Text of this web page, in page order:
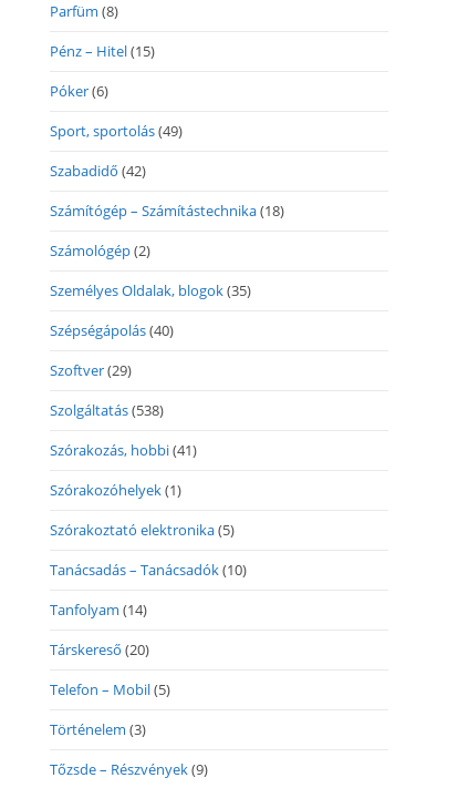
Parfüm (8)
Pénz – Hitel(15)
Póker(6)
Sport, sportolás(49)
Szabadidő (42)
Számítógép – Számítástechnika(18)
Számológép(2)
Személyes Oldalak, blogok(35)
Szépségápolás(40)
Szoftver(29)
Szolgáltatás(538)
Szórakozás, hobbi(41)
Szórakozóhelyek(1)
Szórakoztató elektronika(5)
Tanácsadás – Tanácsadók(10)
Tanfolyam (14)
Társkereső (20)
Telefon – Mobil(5)
Történelem (3)
Tőzsde – Részvények(9)